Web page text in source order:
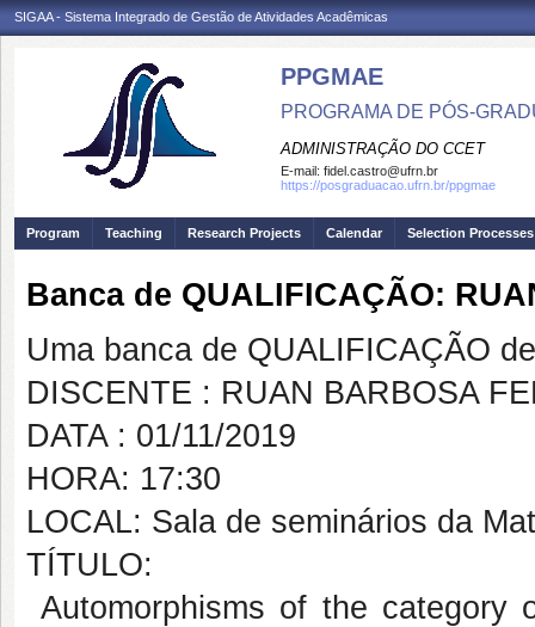
SIGAA - Sistema Integrado de Gestão de Atividades Acadêmicas
PPGMAE
PROGRAMA DE PÓS-
ADMINISTRAÇÃO DO CCET
E-mail: fidel.castro@ufrn.br
https://posgraduacao.ufrn.br/ppgmae
Program Teaching Research Projects Calendar Selection Processes
Banca de QUALIFICAÇÃO:
Uma banca de QUALIFICAÇÃO
DISCENTE : RUAN BARBOSA
DATA : 01/11/2019
HORA: 17:30
LOCAL: Sala de seminários da
TÍTULO:
Automorphisms of the category